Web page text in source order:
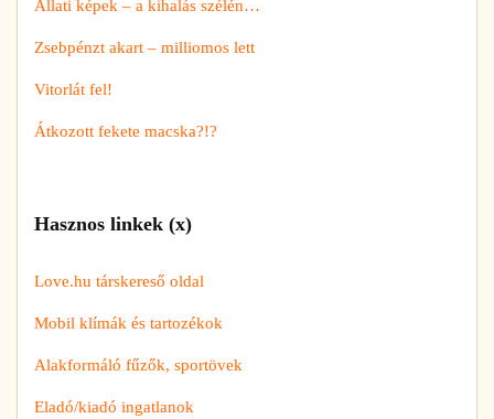
Állati képek – a kihalás szélén…
Zsebpénzt akart – milliomos lett
Vitorlát fel!
Átkozott fekete macska?!?
Hasznos linkek (x)
Love.hu társkereső oldal
Mobil klímák és tartozékok
Alakformáló fűzők, sportövek
Eladó/kiadó ingatlanok